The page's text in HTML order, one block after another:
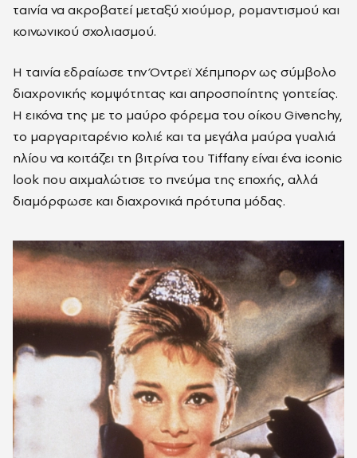
ταινία να ακροβατεί μεταξύ χιούμορ, ρομαντισμού και
κοινωνικού σχολιασμού.
Η ταινία εδραίωσε την Όντρεϊ Χέπμπορν ως σύμβολο
διαχρονικής κομψότητας και απροσποίητης γοητείας.
Η εικόνα της με το μαύρο φόρεμα του οίκου Givenchy,
το μαργαριταρένιο κολιέ και τα μεγάλα μαύρα γυαλιά
ηλίου να κοιτάζει τη βιτρίνα του Tiffany είναι ένα iconic
look που αιχμαλώτισε το πνεύμα της εποχής, αλλά
διαμόρφωσε και διαχρονικά πρότυπα μόδας.